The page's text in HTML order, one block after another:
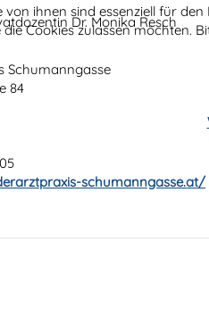
Dr. Monika Resch
Schumanngasse
84
schumanngasse.at/
ihnen sind essenziell für
die Cookies zulassen